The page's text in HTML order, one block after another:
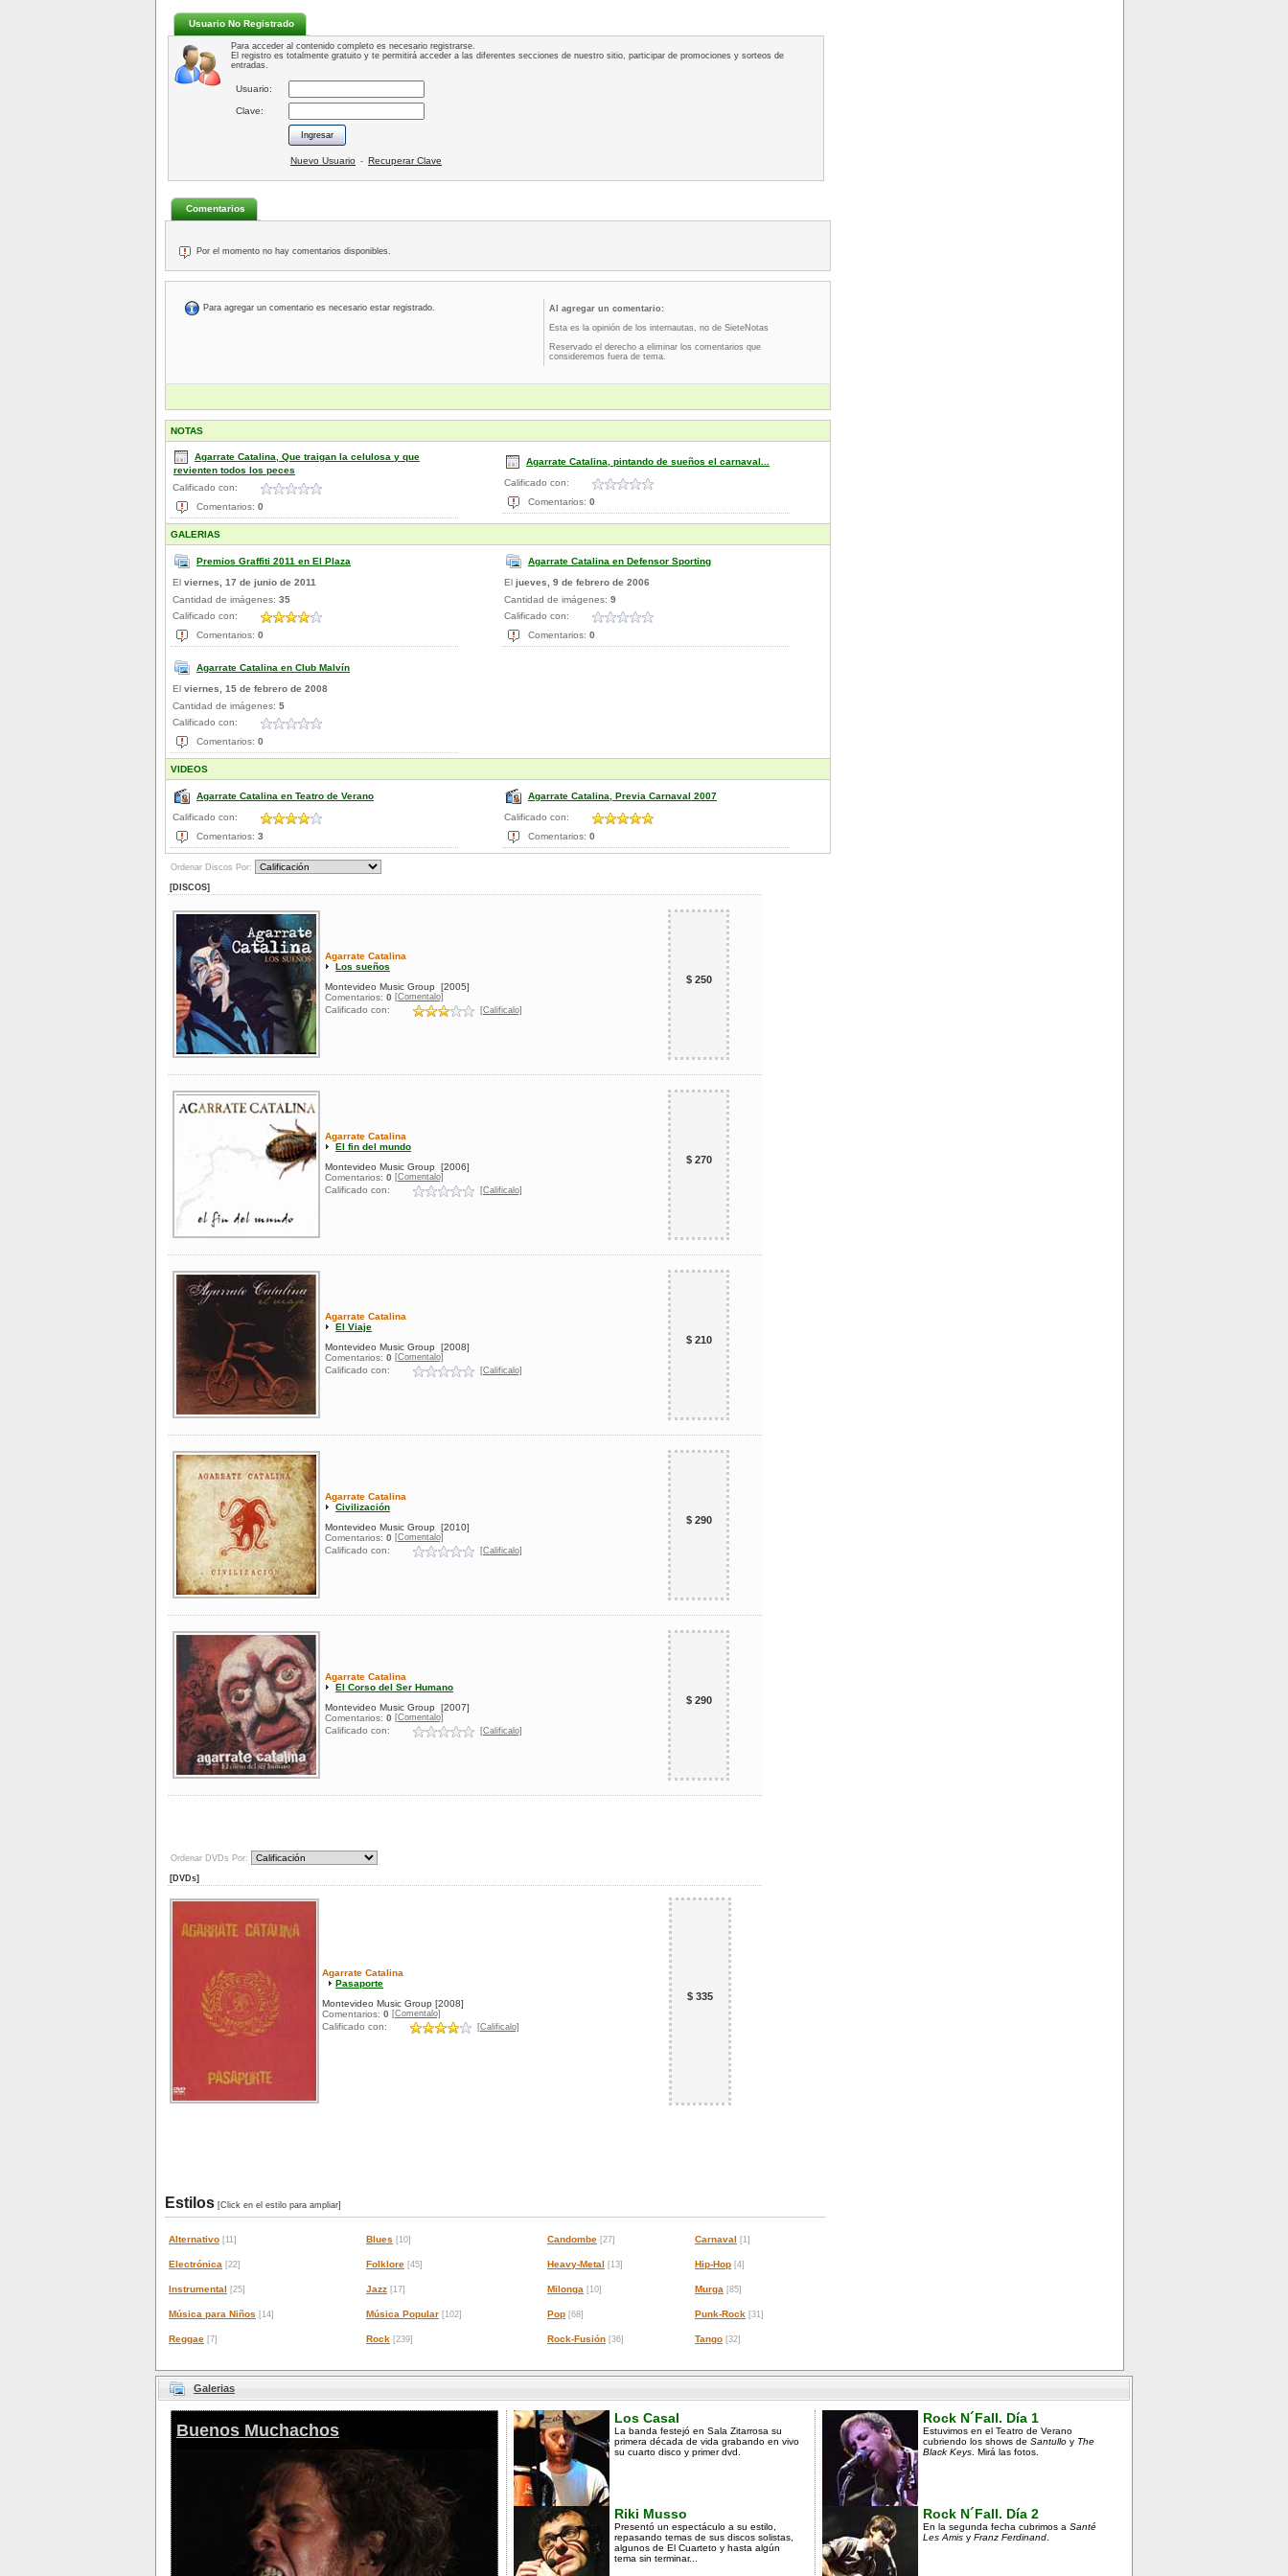
Usuario No Registrado
Para acceder al contenido completo es necesario registrarse.
El registro es totalmente gratuito y te permitirá acceder a las diferentes secciones de nuestro sitio, participar de promociones y sorteos de
entradas.
Usuario:
Clave:
Nuevo Usuario - Recuperar Clave
Comentarios
Por el momento no hay comentarios disponibles.
Para agregar un comentario es necesario estar registrado.
Al agregar un comentario:
Esta es la opinión de los internautas, no de SieteNotas
Reservado el derecho a eliminar los comentarios que
consideremos fuera de tema.
NOTAS
Agarrate Catalina, Que traigan la celulosa y que
revienten todos los peces
Calificado con:
Comentarios: 0
Agarrate Catalina, pintando de sueños el carnaval...
Calificado con:
Comentarios: 0
GALERIAS
Premios Graffiti 2011 en El Plaza
El viernes, 17 de junio de 2011
Cantidad de imágenes: 35
Calificado con:
Comentarios: 0
Agarrate Catalina en Defensor Sporting
El jueves, 9 de febrero de 2006
Cantidad de imágenes: 9
Calificado con:
Comentarios: 0
Agarrate Catalina en Club Malvín
El viernes, 15 de febrero de 2008
Cantidad de imágenes: 5
Calificado con:
Comentarios: 0
VIDEOS
Agarrate Catalina en Teatro de Verano
Calificado con:
Comentarios: 3
Agarrate Catalina, Previa Carnaval 2007
Calificado con:
Comentarios: 0
Ordenar Discos Por:
[DISCOS]
Agarrate Catalina
Los sueños
Montevideo Music Group
[2005]
Comentarios: 0 [Comentalo]
Calificado con: [Calificalo]
$ 250
Agarrate Catalina
El fin del mundo
Montevideo Music Group
[2006]
Comentarios: 0 [Comentalo]
Calificado con: [Calificalo]
$ 270
Agarrate Catalina
El Viaje
Montevideo Music Group
[2008]
Comentarios: 0 [Comentalo]
Calificado con: [Calificalo]
$ 210
Agarrate Catalina
Civilización
Montevideo Music Group
[2010]
Comentarios: 0 [Comentalo]
Calificado con: [Calificalo]
$ 290
Agarrate Catalina
El Corso del Ser Humano
Montevideo Music Group
[2007]
Comentarios: 0 [Comentalo]
Calificado con: [Calificalo]
$ 290
Ordenar DVDs Por:
[DVDs]
Agarrate Catalina
Pasaporte
Montevideo Music Group [2008]
Comentarios: 0 [Comentalo]
Calificado con: [Calificalo]
$ 335
Estilos [Click en el estilo para ampliar]
Alternativo [11] Blues [10] Candombe [27] Carnaval [1]
Electrónica [22] Folklore [45] Heavy-Metal [13] Hip-Hop [4]
Instrumental [25] Jazz [17] Milonga [10] Murga [85]
Música para Niños [14] Música Popular [102] Pop [68] Punk-Rock [31]
Reggae [7] Rock [239] Rock-Fusión [36] Tango [32]
Galerias
Buenos Muchachos
Los Casal
La banda festejó en Sala Zitarrosa su
primera década de vida grabando en vivo
su cuarto disco y primer dvd.
Riki Musso
Presentó un espectáculo a su estilo,
repasando temas de sus discos solistas,
algunos de El Cuarteto y hasta algún
tema sin terminar...
Rock N´Fall. Día 1
Estuvimos en el Teatro de Verano
cubriendo los shows de Santullo y The
Black Keys . Mirá las fotos.
Rock N´Fall. Día 2
En la segunda fecha cubrimos a Santé
Les Amis y Franz Ferdinand